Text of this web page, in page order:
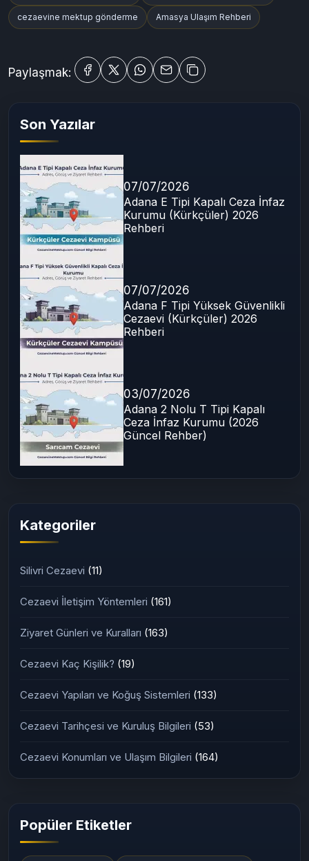
Gümüşhacıköy Açık Cezaevi Amasya Denetimli Serbestlik
cezaevine mektup gönderme Amasya Ulaşım Rehberi
Paylaşmak:
Son Yazılar
Kurumu (Kürkçüler) 2026
Rehberi
Cezaevi (Kürkçüler) 2026
Rehberi
Adana 2 Nolu T Tipi Kapalı
Kategoriler
Silivri Cezaevi (11)
Cezaevi İletişim Yöntemleri
Ziyaret Günleri ve Kuralları (163)
Cezaevi Kaç Kişilik?(19)
Cezaevi Yapıları ve Koğuş Sistemleri (133)
Cezaevi Konumları ve Ulaşım Bilgileri